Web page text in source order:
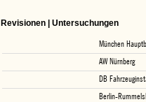
Revisionen | Untersuchungen
München
AW Nürnberg
DB
Berlin-